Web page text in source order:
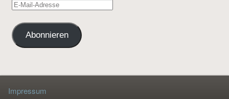
E-
Adresse
Abonnieren
Impressum